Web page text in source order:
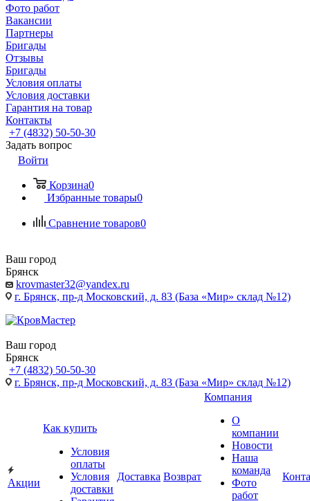
Фото работ
Вакансии
Партнеры
Бригады
Отзывы
Бригады
Условия оплаты
Условия доставки
Гарантия на товар
Контакты
+7 (4832) 50-50-30
Задать вопрос
Войти
Корзина0
Избранные товары0
Сравнение товаров0
Ваш город
Брянск
krovmaster32@yandex.ru
г. Брянск, пр-д Московский, д. 83 (База «Мир» склад №12)
Ваш город
Брянск
+7 (4832) 50-50-30
г. Брянск, пр-д Московский, д. 83 (База «Мир» склад №12)
Акции
Как купить
Условия
оплаты
Условия
доставки
Доставка Возврат
Компания
О
компании
Новости
Наша
команда
Фото
работ